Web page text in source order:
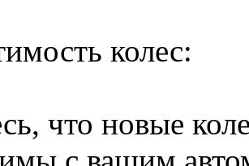
колес:
что новые